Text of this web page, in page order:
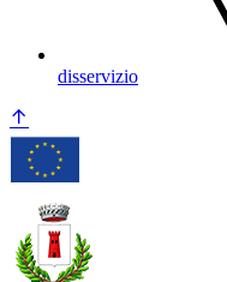
disservizio